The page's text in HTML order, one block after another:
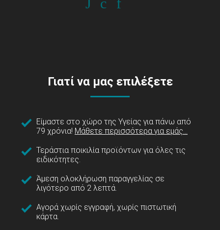
Γιατί να μας επιλέξετε
Είμαστε στο χώρο της Υγείας για πάνω από
79 χρόνια! Μάθετε περισσότερα για εμάς...
Τεράστια ποικιλία προϊόντων για όλες τις
ειδικότητες.
Άμεση ολοκλήρωση παραγγελίας σε
λιγότερο από 2 λεπτά.
Αγορά χωρίς εγγραφή, χωρίς πιστωτική
κάρτα.